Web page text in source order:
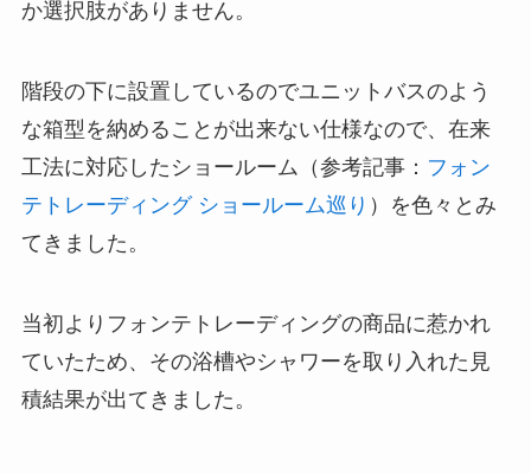
か選択肢がありません。
階段の下に設置しているのでユニットバスのよう
な箱型を納めることが出来ない仕様なので、在来
工法に対応したショールーム（参考記事： フォン
テトレーディング ショールーム巡り ）を色々とみ
てきました。
当初よりフォンテトレーディングの商品に惹かれ
ていたため、その浴槽やシャワーを取り入れた見
積結果が出てきました。